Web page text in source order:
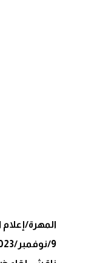
المهرة/إعلام
9/نوفمبر/2023م.